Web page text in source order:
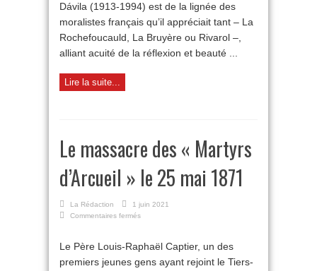
Dávila (1913-1994) est de la lignée des
moralistes français qu’il appréciait tant – La
Rochefoucauld, La Bruyère ou Rivarol –,
alliant acuité de la réflexion et beauté ...
Lire la suite...
Le massacre des « Martyrs
d’Arcueil » le 25 mai 1871
La Rédaction
1 juin 2021
Commentaires fermés
des
«
Le Père Louis-Raphaël Captier, un des
premiers jeunes gens ayant rejoint le Tiers-